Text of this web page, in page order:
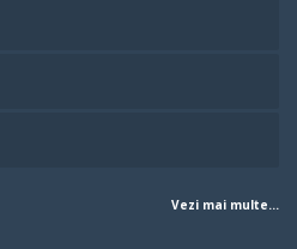
Vezi mai multe...